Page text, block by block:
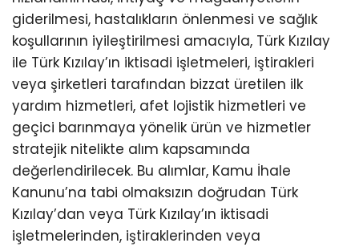
giderilmesi, hastalıkların önlenmesi ve sağlık
koşullarının iyileştirilmesi amacıyla, Türk Kızılay
ile Türk Kızılay’ın iktisadi işletmeleri, iştirakleri
veya şirketleri tarafından bizzat üretilen ilk
yardım hizmetleri, afet lojistik hizmetleri ve
geçici barınmaya yönelik ürün ve hizmetler
stratejik nitelikte alım kapsamında
değerlendirilecek. Bu alımlar, Kamu İhale
Kanunu’na tabi olmaksızın doğrudan Türk
Kızılay’dan veya Türk Kızılay’ın iktisadi
işletmelerinden, iştiraklerinden veya